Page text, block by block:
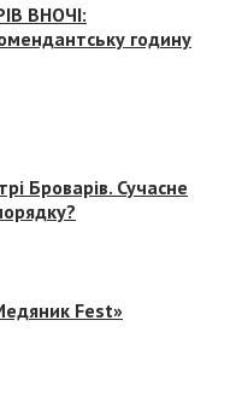
ВНОЧІ:
годину
Броварів. Сучасне
Fest»